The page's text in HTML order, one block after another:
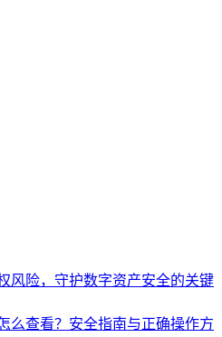
风险，守护数字资产安全的关键
么查看？安全指南与正确操作方